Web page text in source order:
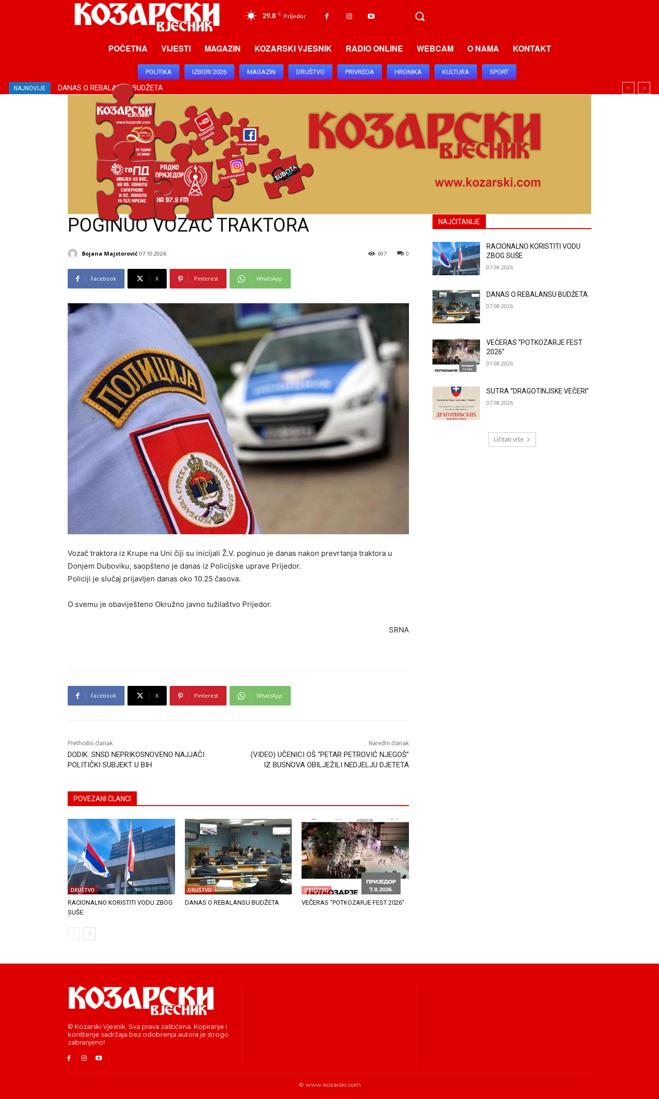
29.8 C Prijedor
POČETNA VIJESTI MAGAZIN KOZARSKI VJESNIK RADIO ONLINE WEBCAM O NAMA KONTAKT
POLITIKA IZBORI 2026 MAGAZIN DRUŠTVO PRIVREDA HRONIKA KULTURA SPORT
NAJNOVIJE DANAS O REBALANSU BUDŽETA
POGINUO VOZAČ TRAKTORA
Bojana Majstorović 07.10.2024. 0
697
Facebook X Pinterest WhatsApp
Vozač traktora iz Krupe na Uni čiji su inicijali Ž.V. poginuo je danas nakon prevrtanja traktora u
Donjem Duboviku, saopšteno je danas iz Policijske uprave Prijedor.
Policiji je slučaj prijavljen danas oko 10.25 časova.
O svemu je obaviješteno Okružno javno tužilaštvo Prijedor.
SRNA
Facebook X Pinterest WhatsApp
Prethodni članak
DODIK: SNSD NEPRIKOSNOVENO NAJJAČI
POLITIČKI SUBJEKT U BIH
Naredni članak
(VIDEO) UČENICI OŠ “PETAR PETROVIĆ NJEGOŠ”
IZ BUSNOVA OBILJEŽILI NEDJELJU DJETETA
POVEZANI ČLANCI
DRUŠTVO
RACIONALNO KORISTITI VODU ZBOG
SUŠE
DRUŠTVO
DANAS O REBALANSU BUDŽETA
DRUŠTVO
VEČERAS “POTKOZARJE FEST 2026”
NAJČITANIJE
RACIONALNO KORISTITI VODU
ZBOG SUŠE
07.08.2026.
DANAS O REBALANSU BUDŽETA
07.08.2026.
VEČERAS “POTKOZARJE FEST
2026”
07.08.2026.
SUTRA “DRAGOTINJSKE VEČERI”
07.08.2026.
Učitati više
© Kozarski Vjesnik. Sva prava zaštićena. Kopiranje i
korištenje sadržaja bez odobrenja autora je strogo
zabranjeno!
© www.kozarski.com